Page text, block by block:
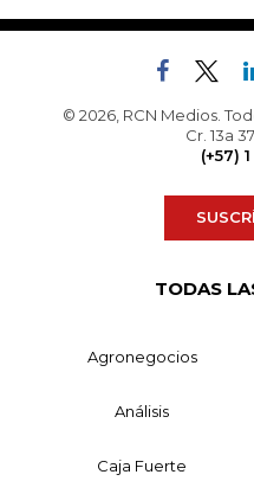
© 2026, RCN Medios.
Cr. 13a
(+57)
TODAS
Agronegocios
Análisis
Caja Fuerte